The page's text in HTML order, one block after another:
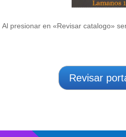
Al presionar en «Revisar catalogo»
Revisar